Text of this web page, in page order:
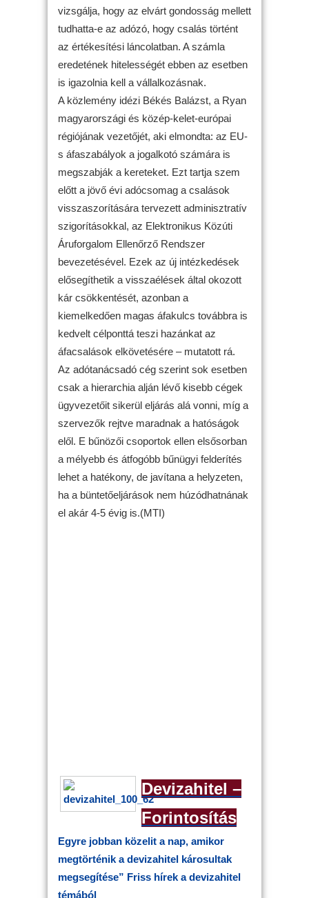
vizsgálja, hogy az elvárt gondosság mellett
tudhatta-e az adózó, hogy csalás történt
az értékesítési láncolatban. A számla
eredetének hitelességét ebben az esetben
is igazolnia kell a vállalkozásnak.
A közlemény idézi Békés Balázst, a Ryan
magyarországi és közép-kelet-európai
régiójának vezetőjét, aki elmondta: az EU-
s áfaszabályok a jogalkotó számára is
megszabják a kereteket. Ezt tartja szem
előtt a jövő évi adócsomag a csalások
visszaszorítására tervezett adminisztratív
szigorításokkal, az Elektronikus Közúti
Áruforgalom Ellenőrző Rendszer
bevezetésével. Ezek az új intézkedések
elősegíthetik a visszaélések által okozott
kár csökkentését, azonban a
kiemelkedően magas áfakulcs továbbra is
kedvelt célponttá teszi hazánkat az
áfacsalások elkövetésére – mutatott rá.
Az adótanácsadó cég szerint sok esetben
csak a hierarchia alján lévő kisebb cégek
ügyvezetőit sikerül eljárás alá vonni, míg a
szervezők rejtve maradnak a hatóságok
elől. E bűnözői csoportok ellen elsősorban
a mélyebb és átfogóbb bűnügyi felderítés
lehet a hatékony, de javítana a helyzeten,
ha a büntetőeljárások nem húzódhatnának
el akár 4-5 évig is.(MTI)
Devizahitel –
Forintosítás
Egyre jobban közelit a nap, amikor
megtörténik a devizahitel károsultak
megsegítése” Friss hírek a devizahitel
témából